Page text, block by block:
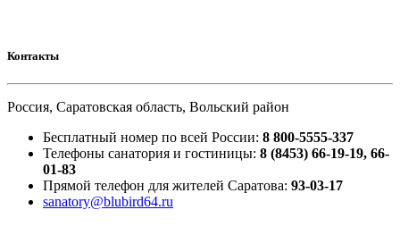
Контакты
Россия, Саратовская область, Вольский район
Бесплатный номер по всей России: 8 800-5555-337
Телефоны санатория и гостиницы: 8 (8453) 66-19-19, 66-
01-83
Прямой телефон для жителей Саратова: 93-03-17
sanatory@blubird64.ru